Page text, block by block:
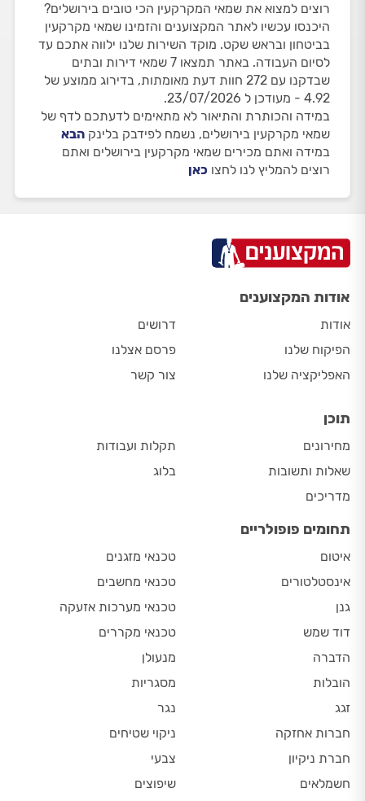
רוצים למצוא את שמאי המקרקעין הכי טובים בירושלים?
היכנסו עכשיו לאתר המקצוענים והזמינו שמאי מקרקעין
בביטחון ובראש שקט. מוקד השירות שלנו ילווה אתכם עד
לסיום העבודה. באתר תמצאו 7 שמאי דירות ובתים
שבדקנו עם 272 חוות דעת מאומתות, בדירוג ממוצע של
4.92 - מעודכן ל 23/07/2026.
במידה והכותרת והתיאור לא מתאימים לדעתכם לדף של
שמאי מקרקעין בירושלים, נשמח לפידבק בלינק הבא
במידה ואתם מכירים שמאי מקרקעין בירושלים ואתם
רוצים להמליץ לנו לחצו כאן
אודות המקצוענים
אודות
הפיקוח שלנו
האפליקציה שלנו
דרושים
פרסם אצלנו
צור קשר
תוכן
מחירונים
שאלות ותשובות
מדריכים
תקלות ועבודות
בלוג
תחומים פופולריים
איטום
אינסטלטורים
גנן
דוד שמש
הדברה
הובלות
זגג
חברות אחזקה
חברת ניקיון
חשמלאים
טכנאי מזגנים
טכנאי מחשבים
טכנאי מערכות אזעקה
טכנאי מקררים
מנעולן
מסגריות
נגר
ניקוי שטיחים
צבעי
שיפוצים